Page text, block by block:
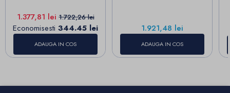
Pret
1.377,81 leiPret de baza
1.722,26 lei
Economisesti 344.45 lei
ADAUGA IN COS
Pret
1.921,48 lei
ADAUGA IN COS